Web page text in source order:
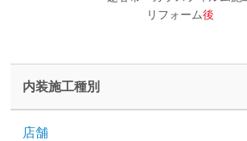
リフォーム後
内装施工種別
店舗